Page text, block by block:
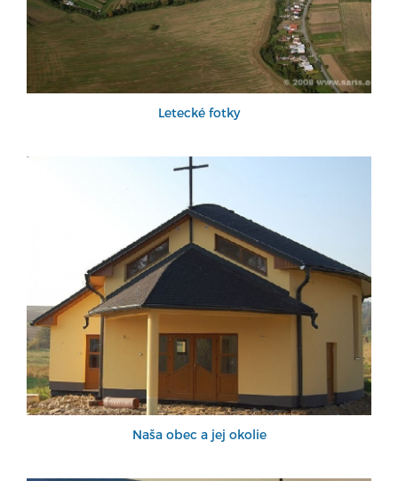
Letecké fotky
Naša obec a jej okolie